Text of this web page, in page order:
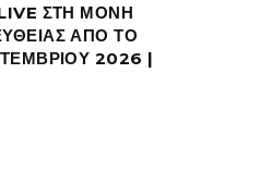
LIVE ΣΤΗ ΜΟΝΗ
ΑΠΟ ΤΟ
2026 |